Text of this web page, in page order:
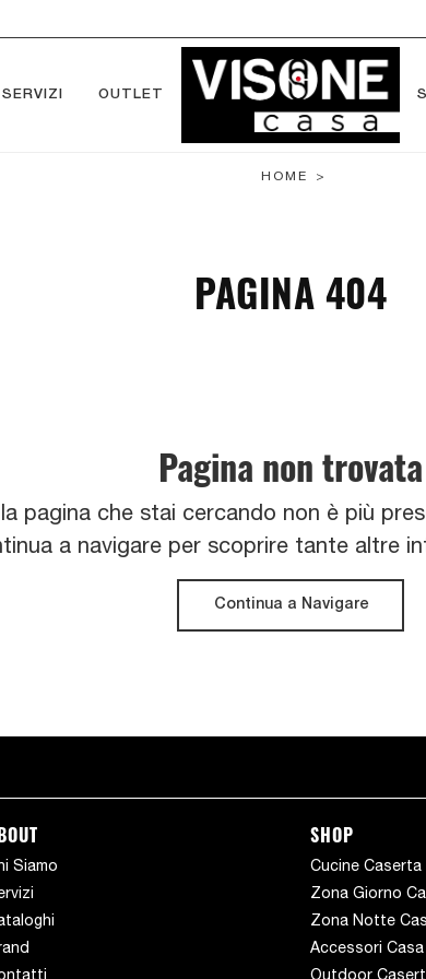
SERVIZI OUTLET
HOME >
PAGINA 404
Pagina non trovata
pagina che stai cercando non è più
a navigare per scoprire tante altre
Continua a Navigare
Siamo
SHOP
Cucine Caserta
Zona Giorno
Zona Notte
Accessori
Outdoor